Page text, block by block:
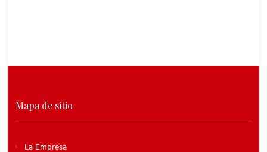
Mapa de sitio
La Empresa